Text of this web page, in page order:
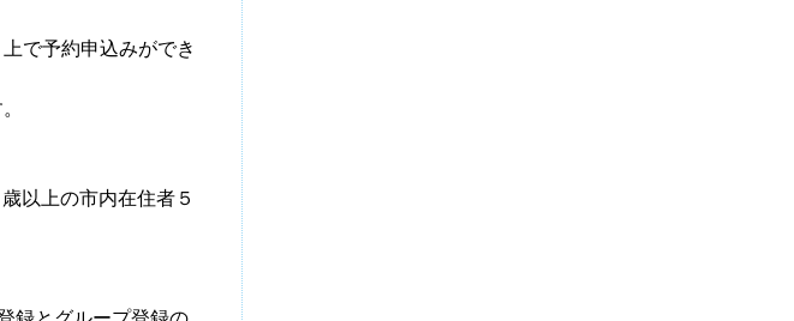
で予約申込みができ
以上の市内在住者５